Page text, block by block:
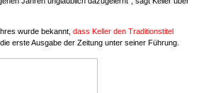
wurde bekannt, dass Keller den Traditionstitel
erste Ausgabe der Zeitung unter seiner Führung.